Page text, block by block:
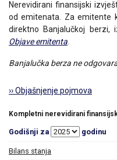
Nerevidirani finansijski
od emitenata. Za emitente
direktno Banjalučkoj berzi,
Objave emitenta
Banjalučka berza ne
›› Objašnjenje pojmova
Kompletni nerevidirani
Godišnji za godinu
Bilans stanja